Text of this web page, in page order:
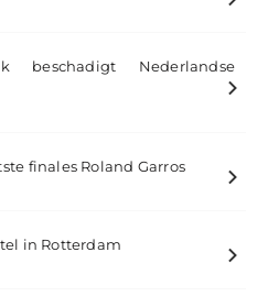
beschadigt Nederlandse
finales Roland Garros
in Rotterdam